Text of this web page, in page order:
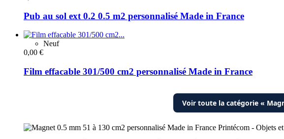
Pub au sol ext 0.2 0.5 m2 personnalisé Made in France
Neuf
0,00 €
Film effacable 301/500 cm2 personnalisé Made in France
Voir toute la catégorie «